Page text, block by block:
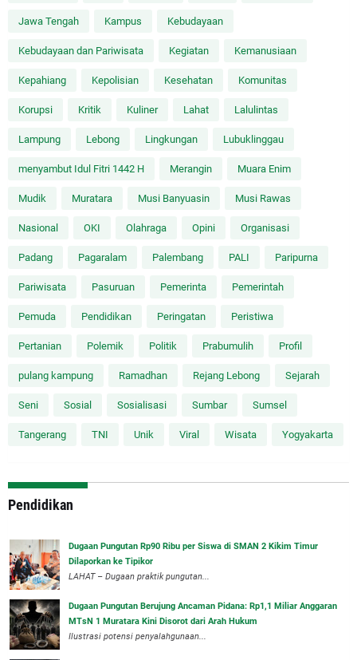
Jawa Tengah Kampus Kebudayaan
Kebudayaan dan Pariwisata Kegiatan Kemanusiaan
Kepahiang Kepolisian Kesehatan Komunitas
Korupsi Kritik Kuliner Lahat Lalulintas
Lampung Lebong Lingkungan Lubuklinggau
menyambut Idul Fitri 1442 H Merangin Muara Enim
Mudik Muratara Musi Banyuasin Musi Rawas
Nasional OKI Olahraga Opini Organisasi
Padang Pagaralam Palembang PALI Paripurna
Pariwisata Pasuruan Pemerinta Pemerintah
Pemuda Pendidikan Peringatan Peristiwa
Pertanian Polemik Politik Prabumulih Profil
pulang kampung Ramadhan Rejang Lebong Sejarah
Seni Sosial Sosialisasi Sumbar Sumsel
Tangerang TNI Unik Viral Wisata Yogyakarta
Pendidikan
Dugaan Pungutan Rp90 Ribu per Siswa di SMAN 2 Kikim Timur
Dilaporkan ke Tipikor
LAHAT – Dugaan praktik pungutan...
Dugaan Pungutan Berujung Ancaman Pidana: Rp1,1 Miliar Anggaran
MTsN 1 Muratara Kini Disorot dari Arah Hukum
Ilustrasi potensi penyalahgunaan...